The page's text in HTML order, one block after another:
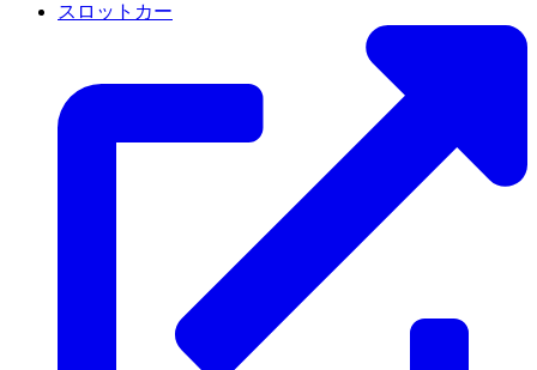
スロットカー